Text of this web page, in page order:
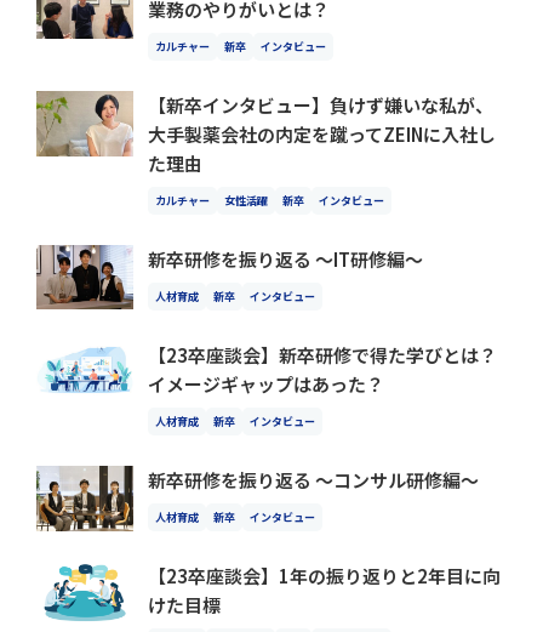
業務のやりがいとは？
カルチャー 新卒 インタビュー
【新卒インタビュー】負けず嫌いな私が、
大手製薬会社の内定を蹴ってZEINに入社し
た理由
カルチャー 女性活躍 新卒 インタビュー
新卒研修を振り返る 〜IT研修編〜
人材育成 新卒 インタビュー
【23卒座談会】新卒研修で得た学びとは？
イメージギャップはあった？
人材育成 新卒 インタビュー
新卒研修を振り返る 〜コンサル研修編〜
人材育成 新卒 インタビュー
【23卒座談会】1年の振り返りと2年目に向
けた目標